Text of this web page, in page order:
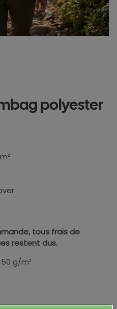
polyester
tous frais de
restent dus.
g/m²